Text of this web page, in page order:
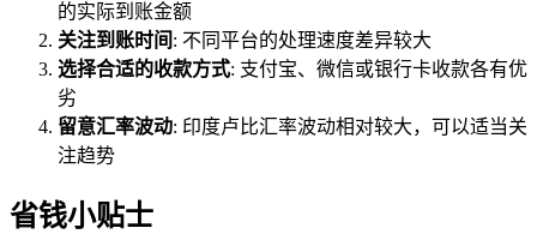
的实际到账金额
关注到账时间 : 不同平台的处理速度差异较大
选择合适的收款方式: 支付宝、微信或银行卡收款各有优
劣
留意汇率波动: 印度卢比汇率波动相对较大，可以适当关
注趋势
省钱小贴士